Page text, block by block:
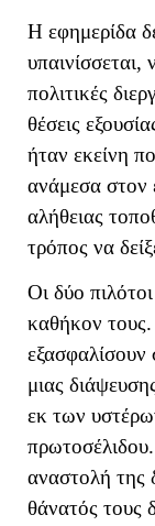
Η εφημερίδα
υπαινίσσεται,
πολιτικές
θέσεις
ήταν εκείνη
ανάμεσα στον
αλήθειας
τρόπος να
Οι δύο
καθήκον
εξασφαλίσουν
μιας
εκ των
πρωτοσέλιδου.
αναστολή της
θάνατός τους